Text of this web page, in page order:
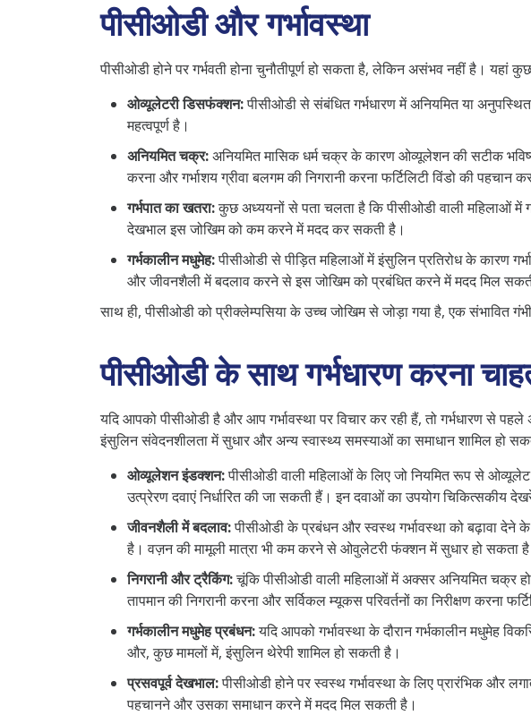
पीसीओडी और गर्भावस्था
पीसीओडी होने पर गर्भवती होना चुनौतीपूर्ण हो सकता है, लेकिन असंभव नहीं है। यहां
ओव्यूलेटरी डिसफंक्शन:पीसीओडी से संबंधित गर्भधारण में अनियमित या
महत्वपूर्ण है।
अनियमित चक्र:अनियमित मासिक धर्म चक्र के कारण ओव्यूलेशन की सटीक
करना और गर्भाशय ग्रीवा बलगम की निगरानी करना फर्टिलिटी विंडो की
गर्भपात का खतरा:कुछ अध्ययनों से पता चलता है कि पीसीओडी वाली महिलाओं में
देखभाल इस जोखिम को कम करने में मदद कर सकती है।
गर्भकालीन मधुमेह:पीसीओडी से पीड़ित महिलाओं में इंसुलिन प्रतिरोध के कारण
और जीवनशैली में बदलाव करने से इस जोखिम को प्रबंधित करने में मदद मिल
साथ ही, पीसीओडी को प्रीक्लेम्पसिया के उच्च जोखिम से जोड़ा गया है, एक संभावित
पीसीओडी के साथ गर्भधारण करना
यदि आपको पीसीओडी है और आप गर्भावस्था पर विचार कर रही हैं, तो गर्भधारण से
इंसुलिन संवेदनशीलता में सुधार और अन्य स्वास्थ्य समस्याओं का समाधान शामिल हो
ओव्यूलेशन इंडक्शन:पीसीओडी वाली महिलाओं के लिए जो नियमित रूप से
उत्प्रेरण दवाएं निर्धारित की जा सकती हैं। इन दवाओं का उपयोग चिकित्सकीय
जीवनशैली में बदलाव:पीसीओडी के प्रबंधन और स्वस्थ गर्भावस्था को बढ़ावा देने
है। वज़न की मामूली मात्रा भी कम करने से ओवुलेटरी फंक्शन में सुधार हो सकता
निगरानी और ट्रैकिंग:चूंकि पीसीओडी वाली महिलाओं में अक्सर अनियमित
तापमान की निगरानी करना और सर्विकल म्यूकस परिवर्तनों का निरीक्षण करना
गर्भकालीन मधुमेह प्रबंधन:यदि आपको गर्भावस्था के दौरान गर्भकालीन मधुमेह
और, कुछ मामलों में, इंसुलिन थेरेपी शामिल हो सकती है।
प्रसवपूर्व देखभाल:पीसीओडी होने पर स्वस्थ गर्भावस्था के लिए प्रारंभिक और
पहचानने और उसका समाधान करने में मदद मिल सकती है।